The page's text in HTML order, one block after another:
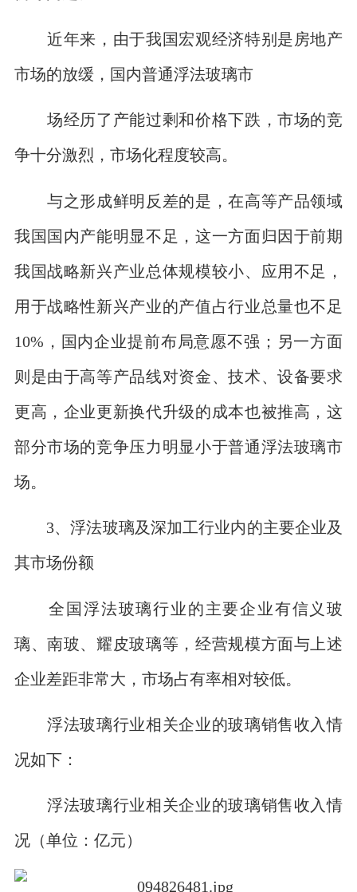
近年来，由于我国宏观经济特别是房地产
市场的放缓，国内普通浮法玻璃市
场经历了产能过剩和价格下跌，市场的竞
争十分激烈，市场化程度较高。
与之形成鲜明反差的是，在高等产品领域
我国国内产能明显不足，这一方面归因于前期
我国战略新兴产业总体规模较小、应用不足，
用于战略性新兴产业的产值占行业总量也不足
10%，国内企业提前布局意愿不强；另一方面
则是由于高等产品线对资金、技术、设备要求
更高，企业更新换代升级的成本也被推高，这
部分市场的竞争压力明显小于普通浮法玻璃市
场。
3、浮法玻璃及深加工行业内的主要企业及
其市场份额
全国浮法玻璃行业的主要企业有信义玻
璃、南玻、耀皮玻璃等，经营规模方面与上述
企业差距非常大，市场占有率相对较低。
浮法玻璃行业相关企业的玻璃销售收入情
况如下：
浮法玻璃行业相关企业的玻璃销售收入情
况（单位：亿元）